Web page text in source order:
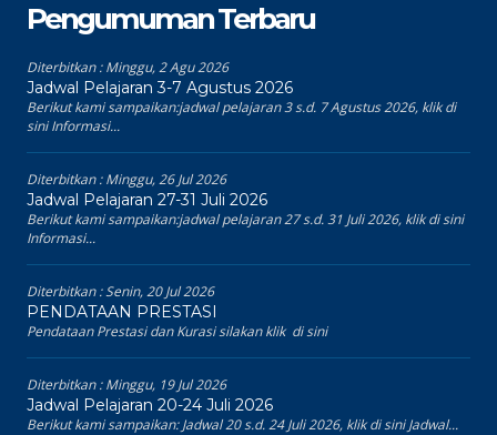
Pengumuman Terbaru
Diterbitkan :Minggu, 2 Agu 2026
Jadwal Pelajaran 3-7 Agustus 2026
Berikut kami sampaikan:jadwal pelajaran 3 s.d. 7 Agustus 2026, klik di
sini Informasi...
Diterbitkan :Minggu, 26 Jul 2026
Jadwal Pelajaran 27-31 Juli 2026
Berikut kami sampaikan:jadwal pelajaran 27 s.d. 31 Juli 2026, klik di sini
Informasi...
Diterbitkan :Senin, 20 Jul 2026
PENDATAAN PRESTASI
Pendataan Prestasi dan Kurasi silakan klik di sini
Diterbitkan :Minggu, 19 Jul 2026
Jadwal Pelajaran 20-24 Juli 2026
Berikut kami sampaikan: Jadwal 20 s.d. 24 Juli 2026, klik di sini Jadwal...